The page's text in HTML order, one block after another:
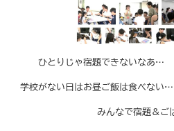
ひとりじゃ宿題できないなあ…
学校がない日はお昼ご飯は食べない
みんなで宿題＆ご